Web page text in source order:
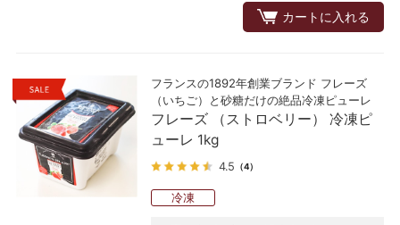
カートに入れる
フランスの1892年創業ブランド フレーズ
（いちご）と砂糖だけの絶品冷凍ピューレ
フレーズ （ストロベリー） 冷凍ピ
ューレ 1kg
4.5 （4）
冷凍